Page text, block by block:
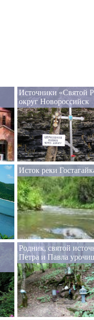
Источники «Святой
округ Новороссийск
Исток реки
Родник, святой
Петра и Павла